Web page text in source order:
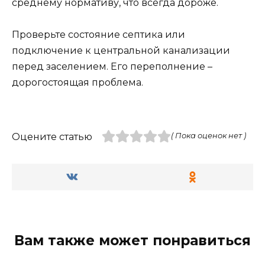
среднему нормативу, что всегда дороже.
Проверьте состояние септика или
подключение к центральной канализации
перед заселением. Его переполнение –
дорогостоящая проблема.
Оцените статью ( Пока оценок нет )
Вам также может понравиться